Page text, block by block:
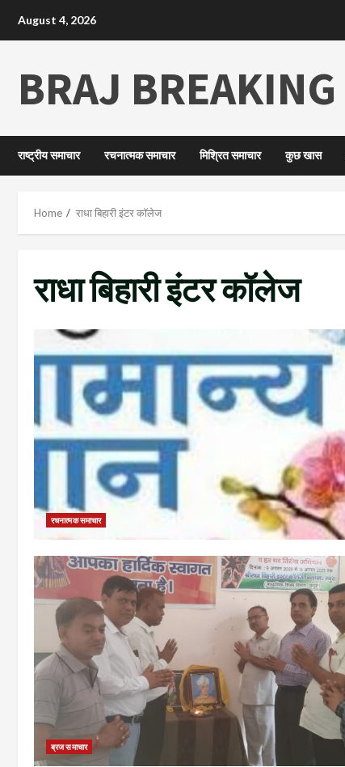
August 4, 2026
BRAJ BREAKING
राष्ट्रीय समाचार रचनात्मक समाचार मिश्रित समाचार कुछ खास
Home राधा बिहारी इंटर कॉलेज
राधा बिहारी इंटर कॉलेज
रचनात्मक समाचार
ब्रज समाचार